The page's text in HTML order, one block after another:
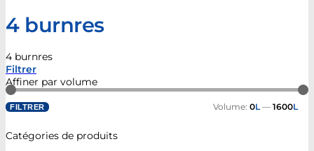
4 burnres
4 burnres
Filtrer
Affiner par volume
FILTRER Volume: 0L — 1600L
Catégories de produits